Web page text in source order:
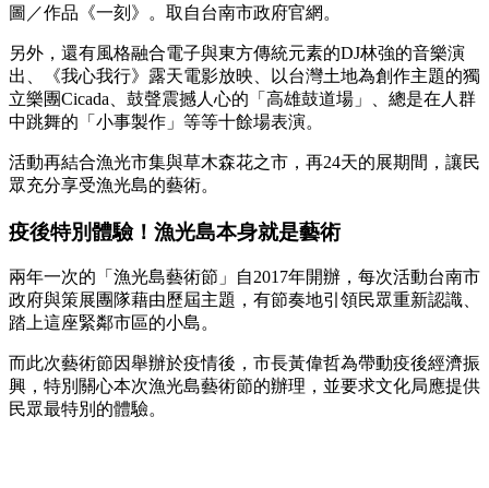
圖／作品《一刻》。取自台南市政府官網。
另外，還有風格融合電子與東方傳統元素的DJ林強的音樂演
出、《我心我行》露天電影放映、以台灣土地為創作主題的獨
立樂團Cicada、鼓聲震撼人心的「高雄鼓道場」、總是在人群
中跳舞的「小事製作」等等十餘場表演。
活動再結合漁光市集與草木森花之市，再24天的展期間，讓民
眾充分享受漁光島的藝術。
疫後特別體驗！漁光島本身就是藝術
兩年一次的「漁光島藝術節」自2017年開辦，每次活動台南市
政府與策展團隊藉由歷屆主題，有節奏地引領民眾重新認識、
踏上這座緊鄰市區的小島。
而此次藝術節因舉辦於疫情後，市長黃偉哲為帶動疫後經濟振
興，特別關心本次漁光島藝術節的辦理，並要求文化局應提供
民眾最特別的體驗。